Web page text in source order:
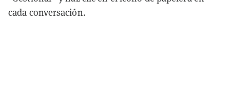
cada conversación.